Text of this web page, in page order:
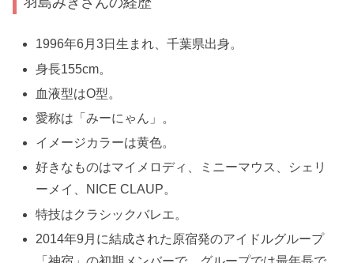
1996年6月3日生まれ、千葉県出身。
身長155cm。
血液型はO型。
愛称は「みーにゃん」。
イメージカラーは黄色。
好きなものはマイメロディ、ミニーマウス、シェリ
ーメイ、NICE CLAUP。
特技はクラシックバレエ。
2014年9月に結成された原宿発のアイドルグループ